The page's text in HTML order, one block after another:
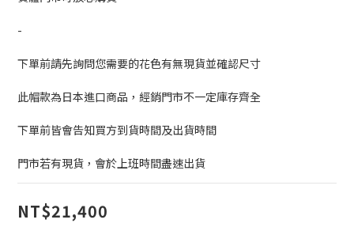
-
下單前請先詢問您需要的花色有無現貨並確認尺寸
此帽款為日本進口商品，經銷門市不一定庫存齊全
下單前皆會告知買方到貨時間及出貨時間
門市若有現貨，會於上班時間盡速出貨
NT$21,400